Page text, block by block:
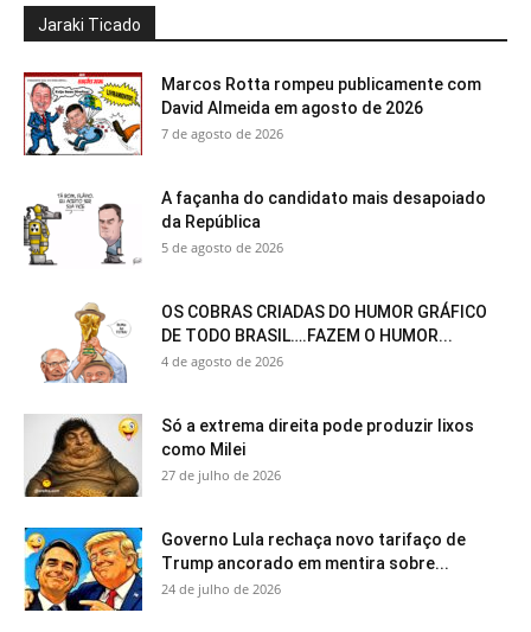
Jaraki Ticado
Marcos Rotta rompeu publicamente com
David Almeida em agosto de 2026
7 de agosto de 2026
A façanha do candidato mais desapoiado
da República
5 de agosto de 2026
OS COBRAS CRIADAS DO HUMOR GRÁFICO
DE TODO BRASIL….FAZEM O HUMOR...
4 de agosto de 2026
Só a extrema direita pode produzir lixos
como Milei
27 de julho de 2026
Governo Lula rechaça novo tarifaço de
Trump ancorado em mentira sobre...
24 de julho de 2026